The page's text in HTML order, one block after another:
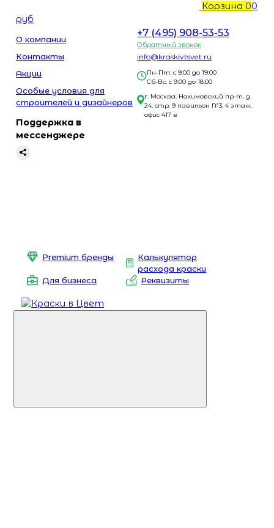
Корзина 00
руб
О компании
Контакты
Акции
Особые условия для
строителей и дизайнеров
Поддержка в
мессенджере
+7 (495) 908-53-53
Обратный звонок
info@kraskivtsvet.ru
Пн-Пт: с 9:00 до 19:00
Сб-Вс: с 9:00 до 18:00
г. Москва, Нахимовский пр-т, д.
24, стр. 9 павильон №3, 4 этаж.
офис 417 в
Premium бренды
Калькулятор
расхода краски
Для бизнеса
Реквизиты